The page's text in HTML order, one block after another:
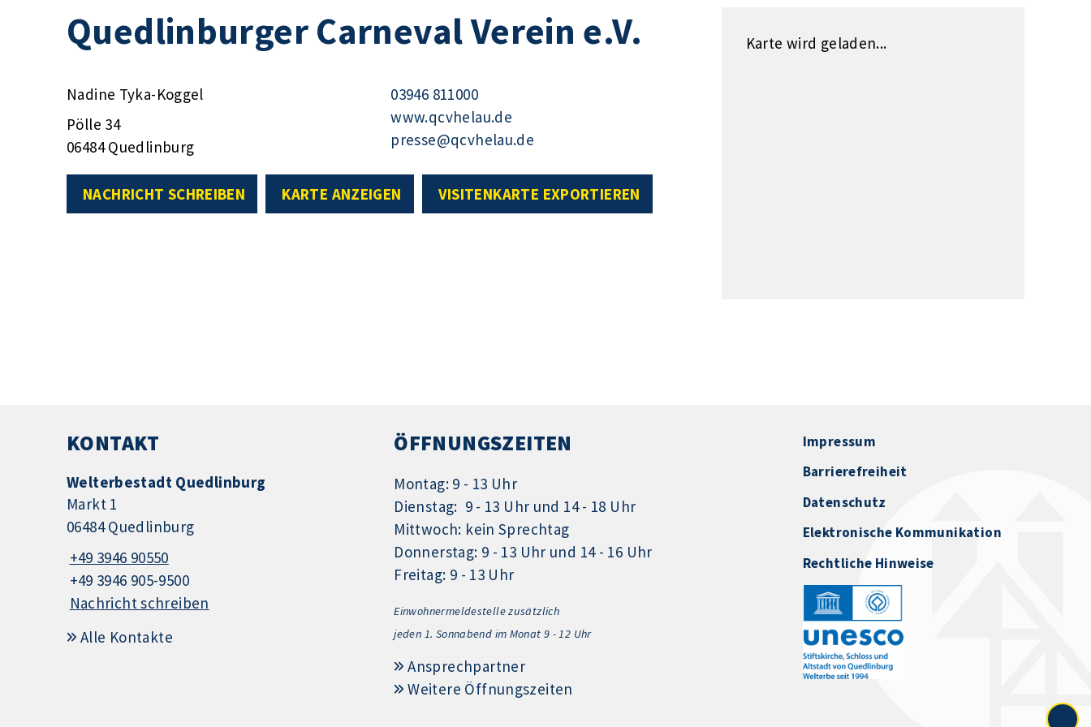
Quedlinburger Carneval Verein e.V.
Nadine Tyka-Koggel
Pölle 34
06484 Quedlinburg
03946 811000
www.qcvhelau.de
presse@qcvhelau.de
NACHRICHT SCHREIBEN KARTE ANZEIGEN VISITENKARTE EXPORTIEREN
Karte wird geladen...
KONTAKT
Welterbestadt Quedlinburg
Markt 1
06484 Quedlinburg
+49 3946 90550
+49 3946 905-9500
Nachricht schreiben
Alle Kontakte
ÖFFNUNGSZEITEN
Montag: 9 - 13 Uhr
Dienstag: 9 - 13 Uhr und 14 - 18 Uhr
Mittwoch: kein Sprechtag
Donnerstag: 9 - 13 Uhr und 14 - 16 Uhr
Freitag: 9 - 13 Uhr
Einwohnermeldestelle zusätzlich
jeden 1. Sonnabend im Monat 9 - 12 Uhr
Ansprechpartner
Weitere Öffnungszeiten
Impressum
Barrierefreiheit
Datenschutz
Elektronische Kommunikation
Rechtliche Hinweise